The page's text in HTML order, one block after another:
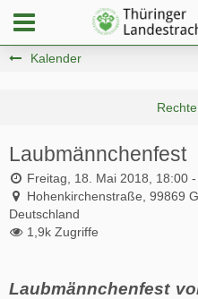
Kalender
Laubmännchenfest
Freitag, 18. Mai 2018, 18:00
Hohenkirchenstraße, 99869
Deutschland
1,9k Zugriffe
Laubmännchenfest